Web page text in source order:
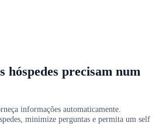
hóspedes precisam num
informações automaticamente.
minimize perguntas e permita um self